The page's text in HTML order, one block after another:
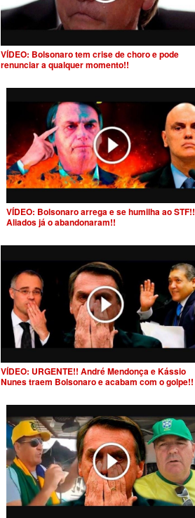
VÍDEO: Bolsonaro tem crise de choro e pode
renunciar a qualquer momento!!
VÍDEO: Bolsonaro arrega e se humilha ao STF!!
Aliados já o abandonaram!!
VÍDEO: URGENTE!! André Mendonça e Kássio
Nunes traem Bolsonaro e acabam com o golpe!!